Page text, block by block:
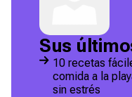
Sus
10 recetas
comida a la
sin estrés